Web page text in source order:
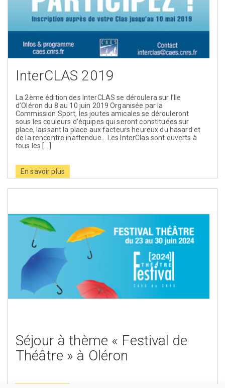
InterCLAS 2019
La 2ème édition des InterCLAS se déroulera sur l’Ile
d’Oléron du 8 au 10 juin 2019 Organisée par la
Commission Sport, les joutes amicales se dérouleront
sous les couleurs d’équipes qui seront constituées sur
place, laissant la place aux facteurs heureux du hasard et
de la rencontre inattendue… Les InterClas sont ouverts à
tous les […]
En savoir plus
Séjour à thème « Festival de
Théâtre » à Oléron